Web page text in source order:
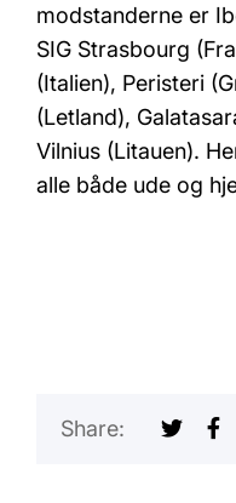
modstanderne er
SIG Strasbourg
(Italien), Peristeri
(Letland),
Vilnius (Litauen).
alle både ude og
Share: